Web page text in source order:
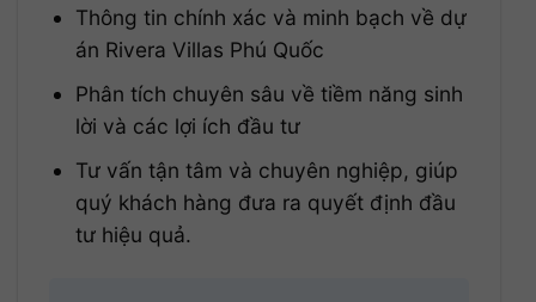
Thông tin chính xác và minh bạch về dự
án Rivera Villas Phú Quốc
Phân tích chuyên sâu về tiềm năng sinh
lời và các lợi ích đầu tư
Tư vấn tận tâm và chuyên nghiệp, giúp
quý khách hàng đưa ra quyết định đầu
tư hiệu quả.